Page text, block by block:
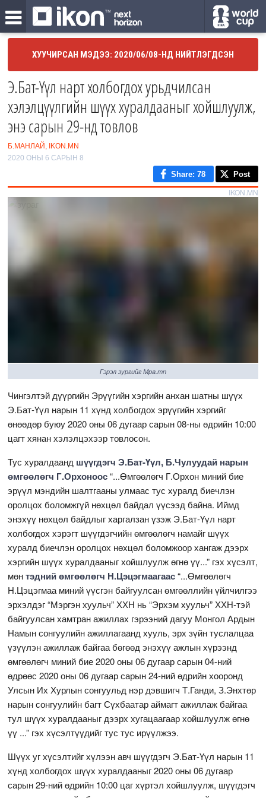
ХУУЧИРСАН МЭДЭЭ: 2020/06/08-НД НИЙТЛЭГДСЭН
Э.Бат-Үүл нарт холбогдох урьдчилсан
хэлэлцүүлгийн шүүх хуралдааныг хойшлуулж,
энэ сарын 29-нд товлов
Б.МАНЛАЙ, IKON.MN
2020 ОНЫ 6 САРЫН 8
Share: 78 Post
IKON.MN
Гэрэл зургийг Mpa.mn
Чингэлтэй дүүргийн Эрүүгийн хэргийн анхан шатны шүүх
Э.Бат-Үүл нарын 11 хүнд холбогдох эрүүгийн хэргийг
өнөөдөр буюу 2020 оны 06 дугаар сарын 08-ны өдрийн 10:00
цагт хянан хэлэлцэхээр товлосон.
Тус хуралдаанд шүүгдэгч Э.Бат-Үүл, Б.Чулуудай нарын
өмгөөлөгч Г.Орхоноос“...Өмгөөлөгч Г.Орхон миний бие
эрүүл мэндийн шалтгааны улмаас тус хуралд биечлэн
оролцох боломжгүй нөхцөл байдал үүсээд байна. Иймд
энэхүү нөхцөл байдлыг харгалзан үзэж Э.Бат-Үүл нарт
холбогдох хэрэгт шүүгдэгчийн өмгөөлөгч намайг шүүх
хуралд биечлэн оролцох нөхцөл боломжоор хангаж дээрх
хэргийн шүүх хуралдааныг хойшлуулж өгнө үү...” гэх хүсэлт,
мөнтэдний өмгөөлөгч Н.Цэцэгмаагаас“...Өмгөөлөгч
Н.Цэцэгмаа миний үүсгэн байгуулсан өмгөөллийн үйлчилгээ
эрхэлдэг “Мэргэн хуульч” ХХН нь “Эрхэм хуульч” ХХН-тэй
байгуулсан хамтран ажиллах гэрээний дагуу Монгол Ардын
Намын сонгуулийн ажиллагаанд хууль, эрх зүйн туслалцаа
үзүүлэн ажиллаж байгаа бөгөөд энэхүү ажлын хүрээнд
өмгөөлөгч миний бие 2020 оны 06 дугаар сарын 04-ний
өдрөөс 2020 оны 06 дугаар сарын 24-ний өдрийн хооронд
Улсын Их Хурлын сонгуульд нэр дэвшигч Т.Ганди, З.Энхтөр
нарын сонгуулийн багт Сүхбаатар аймагт ажиллаж байгаа
тул шүүх хуралдааныг дээрх хугацаагаар хойшлуулж өгнө
үү ...” гэх хүсэлтүүдийг тус тус ирүүлжээ.
Шүүх уг хүсэлтийг хүлээн авч шүүгдэгч Э.Бат-Үүл нарын 11
хүнд холбогдох шүүх хуралдааныг 2020 оны 06 дугаар
сарын 29-ний өдрийн 10:00 цаг хүртэл хойшлуулж, шүүгдэгч